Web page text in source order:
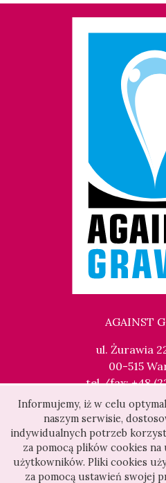
Informujemy, iż w celu
naszym serwisie,
indywidualnych potrzeb
za pomocą plików cookies
użytkowników. Pliki cookies
za pomocą ustawień swojej
AGAINST
ul. Żurawia
00-515
tel./fax: +48